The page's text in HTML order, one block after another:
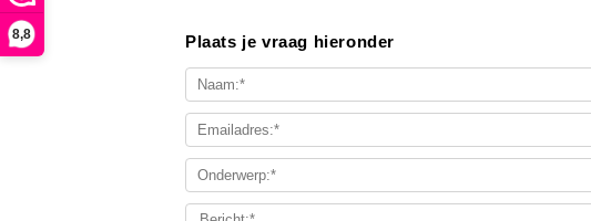
8,8 Plaats je vraag hieronder